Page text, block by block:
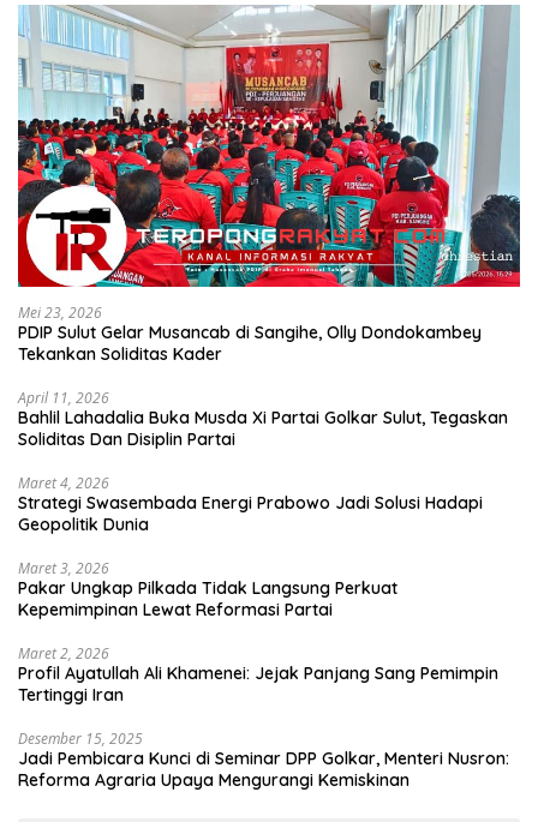
Mei 23, 2026
PDIP Sulut Gelar Musancab di Sangihe, Olly Dondokambey
Tekankan Soliditas Kader
April 11, 2026
Bahlil Lahadalia Buka Musda Xi Partai Golkar Sulut, Tegaskan
Soliditas Dan Disiplin Partai
Maret 4, 2026
Strategi Swasembada Energi Prabowo Jadi Solusi Hadapi
Geopolitik Dunia
Maret 3, 2026
Pakar Ungkap Pilkada Tidak Langsung Perkuat
Kepemimpinan Lewat Reformasi Partai
Maret 2, 2026
Profil Ayatullah Ali Khamenei: Jejak Panjang Sang Pemimpin
Tertinggi Iran
Desember 15, 2025
Jadi Pembicara Kunci di Seminar DPP Golkar, Menteri Nusron:
Reforma Agraria Upaya Mengurangi Kemiskinan